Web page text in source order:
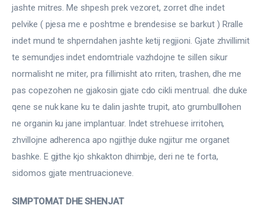
Nena dhe Femija
Okulistike
ORL
Ortopedi dhe Fizioterapi
Pneumologji
jashte mitres. Me shpesh prek vezoret, zorret dhe indet
pelvike ( pjesa me e poshtme e brendesise se barkut ) Rralle
indet mund te shperndahen jashte ketij regjioni. Gjate zhvillimit
te semundjes indet endomtriale vazhdojne te sillen sikur
normalisht ne miter, pra fillimisht ato rriten, trashen, dhe me
pas copezohen ne gjakosin gjate cdo cikli mentrual. dhe duke
qene se nuk kane ku te dalin jashte trupit, ato grumbulllohen
ne organin ku jane implantuar. Indet strehuese irritohen,
zhvillojne adherenca apo ngjithje duke ngjitur me organet
bashke. E gjithe kjo shkakton dhimbje, deri ne te forta,
sidomos gjate mentruacioneve.
SIMPTOMAT DHE SHENJAT